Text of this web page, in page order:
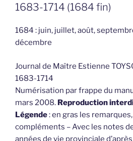
1683-1714 (1684 fin)
1684 : juin, juillet, août,
décembre
Journal de Maître Estienne
1683-1714
Numérisation par frappe du
mars 2008. Reproduction
Légende: en gras les
compléments – Avec les notes
années de vie provinciale